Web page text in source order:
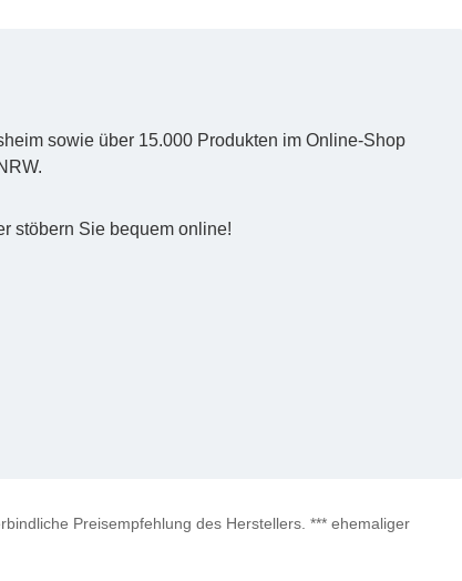
sowie über 15.000 Produkten im Online-Shop
stöbern Sie bequem online!
Preisempfehlung des Herstellers. *** ehemaliger